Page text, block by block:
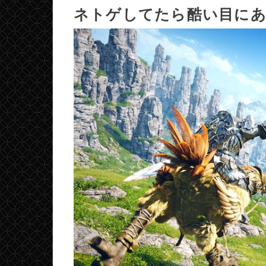
ネトゲしてたら酷い目に